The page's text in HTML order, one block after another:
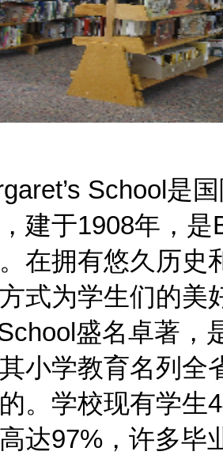
School是国
建于1908年，
在拥有悠久历史
式为学生们的美
盛名卓著
小学教育名列全
。学校现有学生
达97%，许多毕